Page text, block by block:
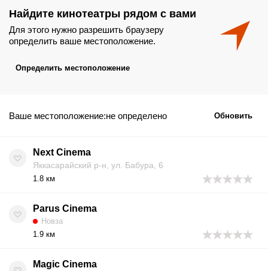
Найдите кинотеатры рядом с вами
Для этого нужно разрешить браузеру
определить ваше местоположение.
Определить местоположение
Ваше местоположение:не определено Обновить
Next Cinema
Яккасарайский р-н, ул. Бабура, 6
1.8 км
Parus Cinema
Новза
1.9 км
Magic Cinema